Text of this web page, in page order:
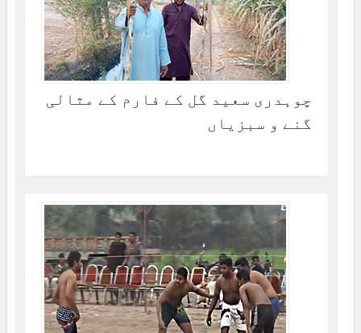
چوہدری سعید گل کے فارم کے مثالی
گنے و سبزیاں